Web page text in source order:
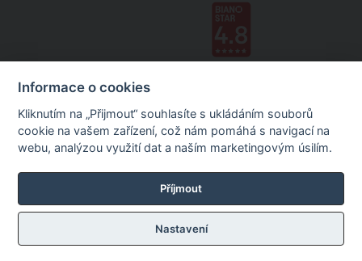
Informace o cookies
Kliknutím na „Přijmout“ souhlasíte s ukládáním souborů
cookie na vašem zařízení, což nám pomáhá s navigací na
webu, analýzou využití dat a naším marketingovým úsilím.
Příjmout
Nastavení